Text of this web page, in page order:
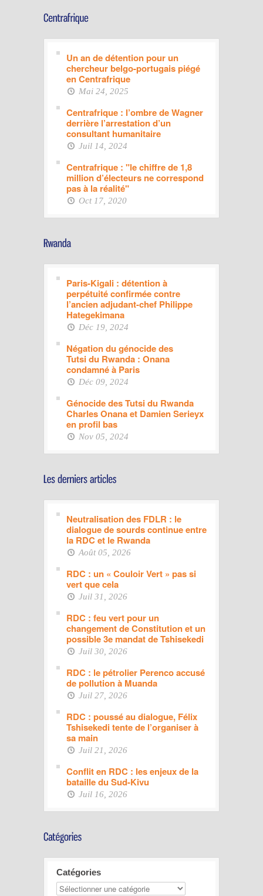
Un an de détention pour un
chercheur belgo-portugais piégé
en Centrafrique
Mai 24, 2025
Centrafrique : l’ombre de Wagner
derrière l’arrestation d’un
consultant humanitaire
Juil 14, 2024
Centrafrique : "le chiffre de 1,8
million d’électeurs ne correspond
pas à la réalité"
Oct 17, 2020
Paris-Kigali : détention à
perpétuité confirmée contre
l’ancien adjudant-chef Philippe
Hategekimana
Déc 19, 2024
Négation du génocide des
Tutsi du Rwanda : Onana
condamné à Paris
Déc 09, 2024
Génocide des Tutsi du Rwanda
Charles Onana et Damien Serieyx
en profil bas
Nov 05, 2024
Neutralisation des FDLR : le
dialogue de sourds continue entre
la RDC et le Rwanda
Août 05, 2026
RDC : un « Couloir Vert » pas si
vert que cela
Juil 31, 2026
RDC : feu vert pour un
changement de Constitution et un
possible 3e mandat de Tshisekedi
Juil 30, 2026
RDC : le pétrolier Perenco accusé
de pollution à Muanda
Juil 27, 2026
RDC : poussé au dialogue, Félix
Tshisekedi tente de l’organiser à
sa main
Juil 21, 2026
Conflit en RDC : les enjeux de la
bataille du Sud-Kivu
Juil 16, 2026
Catégories